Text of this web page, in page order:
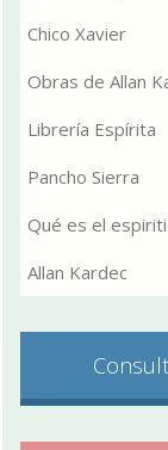
Chico Xavier
Obras de Allan
Librería Espírita
Pancho Sierra
Qué es el
Allan Kardec